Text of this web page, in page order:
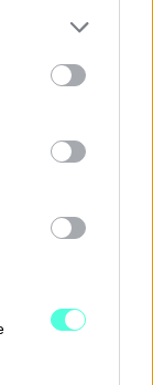
more Google
may click to
party tags to
below Google
tai